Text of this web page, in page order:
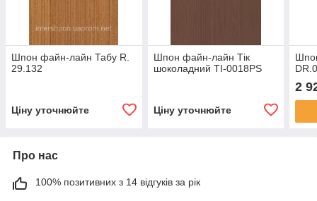
Шпон файн-лайн Табу R.
29.132
Ціну уточнюйте
Шпон файн-лайн Тік
шоколадний TI-0018PS
Ціну уточнюйте
2
Про нас
100% позитивних з 14 відгуків за рік